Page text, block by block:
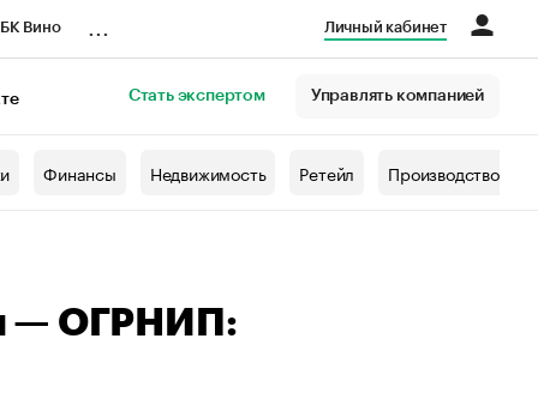
Вино Личный кабинет
Стать экспертом Управлять компанией
Финансы Недвижимость Ретейл Производство
— ОГРНИП: